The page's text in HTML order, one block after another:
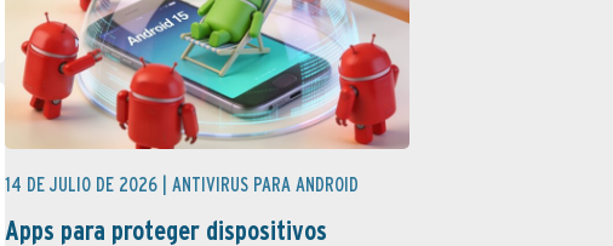
14 DE JULIO DE 2026 | ANTIVIRUS PARA ANDROID
Apps para proteger dispositivos